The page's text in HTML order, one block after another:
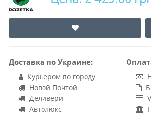
Доставка по Украине:
Курьером по городу
Новой Почтой
Деливери
Автолюкс